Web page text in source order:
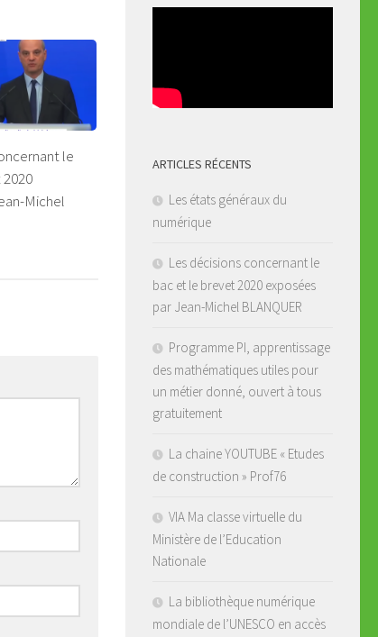
le
Michel
ARTICLES RÉCENTS
Les états généraux du
numérique
Les décisions concernant le
bac et le brevet 2020 exposées
par Jean-Michel BLANQUER
Programme PI, apprentissage
des mathématiques utiles pour
un métier donné, ouvert à tous
gratuitement
La chaine YOUTUBE « Etudes
de construction » Prof76
VIA Ma classe virtuelle du
Ministère de l’Education
Nationale
La bibliothèque numérique
mondiale de l’UNESCO en accès